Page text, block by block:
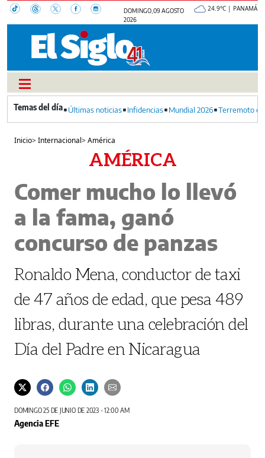
DOMINGO, 09 AGOSTO
2026
24.9°C | PANAMÁ
Últimas noticias Infidencias Mundial 2026 Terremoto
Inicio>Internacional>América
AMÉRICA
Comer mucho lo llevó
a la fama, ganó
concurso de panzas
Ronaldo Mena, conductor de taxi
de 47 años de edad, que pesa 489
libras, durante una celebración del
Día del Padre en Nicaragua
DOMINGO 25 DE JUNIO DE 2023 - 12:00 AM
Agencia EFE